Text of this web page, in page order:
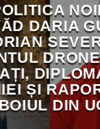
DARIA
ȘI
DIN